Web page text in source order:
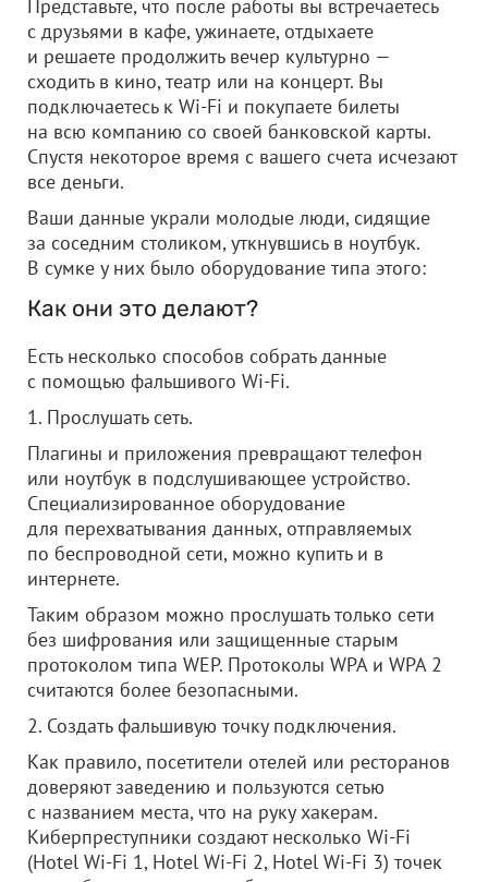
Представьте, что после работы вы встречаетесь
с друзьями в кафе, ужинаете, отдыхаете
и решаете продолжить вечер культурно —
сходить в кино, театр или на концерт. Вы
подключаетесь к Wi-Fi и покупаете билеты
на всю компанию со своей банковской карты.
Спустя некоторое время с вашего счета исчезают
все деньги.
Ваши данные украли молодые люди, сидящие
за соседним столиком, уткнувшись в ноутбук.
В сумке у них было оборудование типа этого:
Как они это делают?
Есть несколько способов собрать данные
с помощью фальшивого Wi-Fi.
1. Прослушать сеть.
Плагины и приложения превращают телефон
или ноутбук в подслушивающее устройство.
Специализированное оборудование
для перехватывания данных, отправляемых
по беспроводной сети, можно купить и в
интернете.
Таким образом можно прослушать только сети
без шифрования или защищенные старым
протоколом типа WEP. Протоколы WPA и WPA 2
считаются более безопасными.
2. Создать фальшивую точку подключения.
Как правило, посетители отелей или ресторанов
доверяют заведению и пользуются сетью
с названием места, что на руку хакерам.
Киберпреступники создают несколько Wi-Fi
(Hotel Wi-Fi 1, Hotel Wi-Fi 2, Hotel Wi-Fi 3) точек